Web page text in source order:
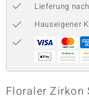
Classics
Lieferung nach
Hauseigener
Floraler Zirkon